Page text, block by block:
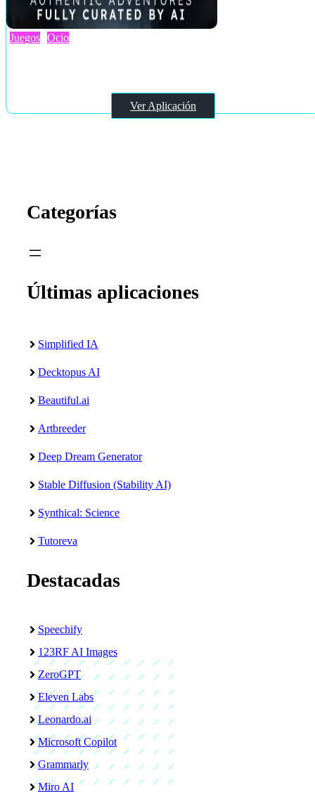
Juegos Ocio
Ver Aplicación
Categorías
Últimas aplicaciones
Simplified IA
Decktopus AI
Beautiful.ai
Artbreeder
Deep Dream Generator
Stable Diffusion (Stability AI)
Synthical: Science
Tutoreva
Destacadas
Speechify
123RF AI Images
ZeroGPT
Eleven Labs
Leonardo.ai
Microsoft Copilot
Grammarly
Miro AI